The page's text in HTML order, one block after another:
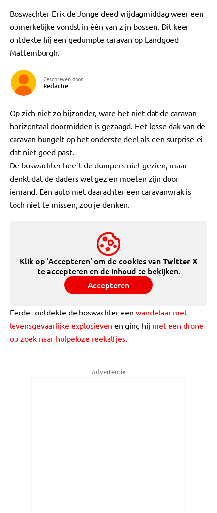
Boswachter Erik de Jonge deed vrijdagmiddag weer een
opmerkelijke vondst in één van zijn bossen. Dit keer
ontdekte hij een gedumpte caravan op Landgoed
Mattemburgh.
Geschreven door
Redactie
Op zich niet zo bijzonder, ware het niet dat de caravan
horizontaal doormidden is gezaagd. Het losse dak van de
caravan bungelt op het onderste deel als een surprise-ei
dat niet goed past.
De boswachter heeft de dumpers niet gezien, maar
denkt dat de daders wel gezien moeten zijn door
iemand. Een auto met daarachter een caravanwrak is
toch niet te missen, zou je denken.
Klik op 'Accepteren' om de cookies vanTwitter X
te accepteren en de inhoud te bekijken.
Accepteren
Eerder ontdekte de boswachter een wandelaar met
levensgevaarlijke explosieven en ging hij met een drone
op zoek naar hulpeloze reekalfjes.
Advertentie